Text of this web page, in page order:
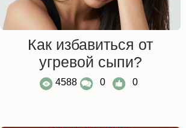
Как избавиться от
угревой сыпи?
4588 0 0